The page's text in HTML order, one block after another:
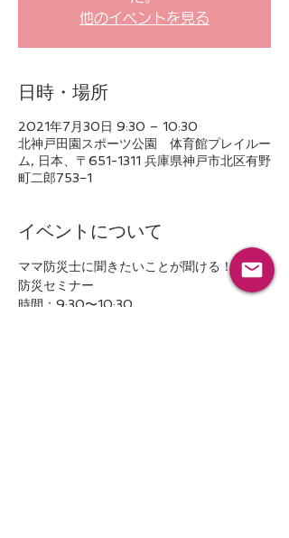
他のイベントを見る
日時・場所
2021年7月30日 9:30 – 10:30
北神戸田園スポーツ公園 体育館プレイルー
ム, 日本、〒651-1311 兵庫県神戸市北区有野
町二郎753−1
イベントについて
ママ防災士に聞きたいことが聞ける！ベビー
防災セミナー
時間：9:30〜10:30